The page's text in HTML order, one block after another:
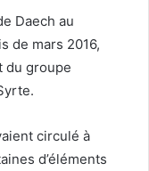
Daech au
de mars 2016,
du groupe
circulé à
d’éléments